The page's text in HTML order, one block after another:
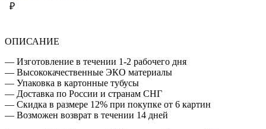
₽
ОПИСАНИЕ
— Изготовление в течении 1-2 рабочего дня
— Высококачественные ЭКО материалы
— Упаковка в картонные тубусы
— Доставка по России и странам СНГ
— Скидка в размере 12% при покупке от 6 картин
— Возможен возврат в течении 14 дней